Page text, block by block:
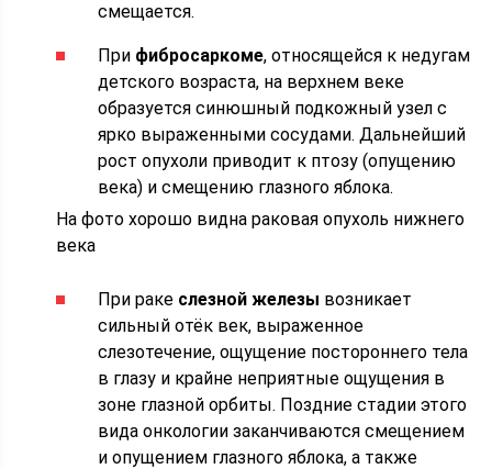
смещается.
При фибросаркоме, относящейся к недугам
детского возраста, на верхнем веке
образуется синюшный подкожный узел с
ярко выраженными сосудами. Дальнейший
рост опухоли приводит к птозу (опущению
века) и смещению глазного яблока.
На фото хорошо видна раковая опухоль нижнего
века
При раке слезной железы возникает
сильный отёк век, выраженное
слезотечение, ощущение постороннего тела
в глазу и крайне неприятные ощущения в
зоне глазной орбиты. Поздние стадии этого
вида онкологии заканчиваются смещением
и опущением глазного яблока, а также